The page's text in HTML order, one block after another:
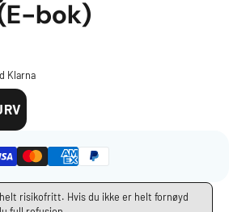
bok)
Klarna
risikofritt. Hvis du ikke er helt fornøyd